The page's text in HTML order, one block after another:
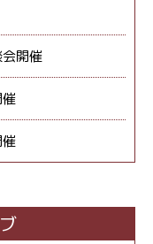
開催